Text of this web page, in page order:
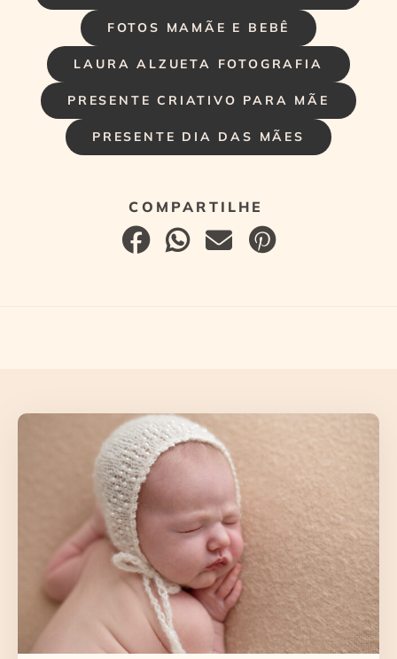
FOTOS MAMÃE E BEBÊ
LAURA ALZUETA FOTOGRAFIA
PRESENTE CRIATIVO PARA MÃE
PRESENTE DIA DAS MÃES